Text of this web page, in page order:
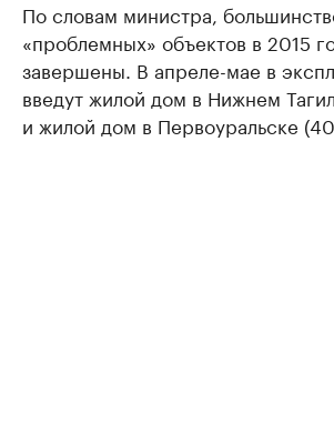
По словам министра,
«проблемных» объектов в 2015
завершены. В апреле-мае в
введут жилой дом в Нижнем
и жилой дом в Первоуральске